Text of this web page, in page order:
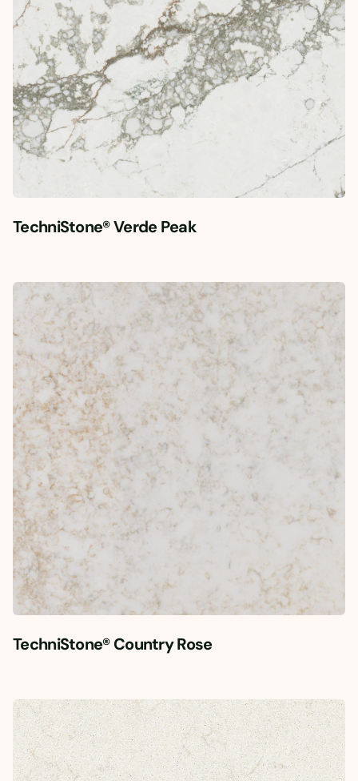
TechniStone® Verde Peak
TechniStone® Country Rose